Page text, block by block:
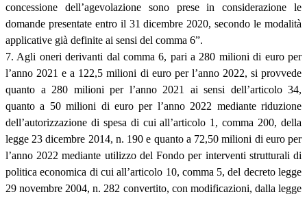
concessione dell’agevolazione sono prese in considerazione le
domande presentate entro il 31 dicembre 2020, secondo le modalità
applicative già definite ai sensi del comma 6”.
7. Agli oneri derivanti dal comma 6, pari a 280 milioni di euro per
l’anno 2021 e a 122,5 milioni di euro per l’anno 2022, si provvede
quanto a 280 milioni per l’anno 2021 ai sensi dell’articolo 34,
quanto a 50 milioni di euro per l’anno 2022 mediante riduzione
dell’autorizzazione di spesa di cui all’articolo 1, comma 200, della
legge 23 dicembre 2014, n. 190 e quanto a 72,50 milioni di euro per
l’anno 2022 mediante utilizzo del Fondo per interventi strutturali di
politica economica di cui all’articolo 10, comma 5, del decreto legge
29 novembre 2004, n. 282 convertito, con modificazioni, dalla legge